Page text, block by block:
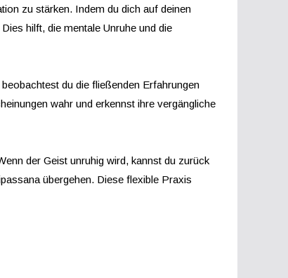
zu stärken. Indem du dich auf deinen
hilft, die mentale Unruhe und die
du die fließenden Erfahrungen
wahr und erkennst ihre vergängliche
der Geist unruhig wird, kannst du zurück
übergehen. Diese flexible Praxis